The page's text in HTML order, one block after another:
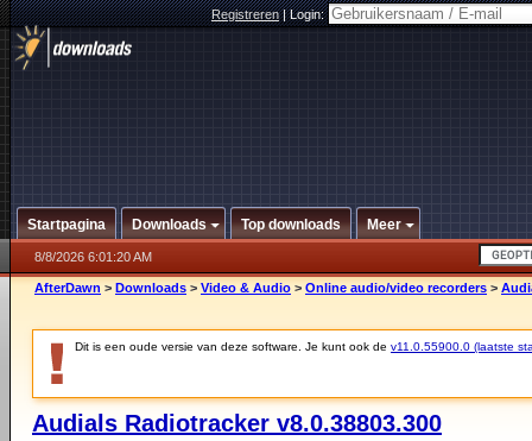
Registreren|Login:
Startpagina Downloads Top downloads Meer
8/8/2026 6:01:20 AM
AfterDawn > Downloads > Video & Audio > Online audio/video recorders >
Dit is een oude versie van deze software. Je kunt ook de v11.0.55900.0 (laatste
Audials Radiotracker v8.0.38803.300